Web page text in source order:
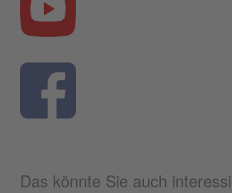
Das könnte Sie auch